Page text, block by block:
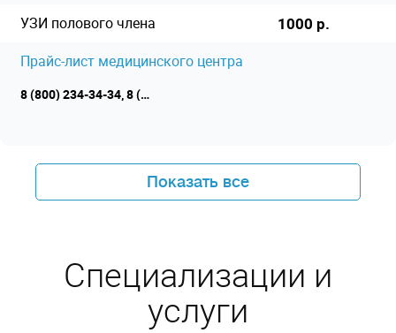
УЗИ полового члена 1000 р.
Прайс-лист медицинского центра
8 (800) 234-34-34, 8 (495) 925-02-02
Показать все
Специализации и
услуги